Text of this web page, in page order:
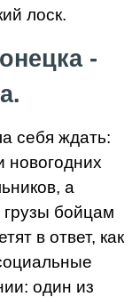
лоск.
-
себя ждать:
новогодних
а
бойцам
в ответ, как
один из